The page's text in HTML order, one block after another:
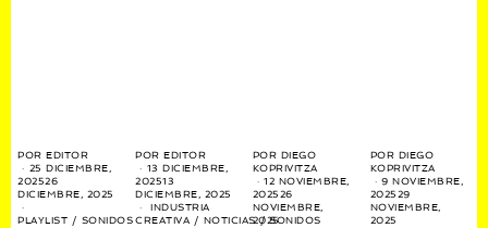
POREDITOR
25 DICIEMBRE,
202526
DICIEMBRE, 2025
PLAYLIST / SONIDOS
POREDITOR
13 DICIEMBRE,
202513
DICIEMBRE, 2025
INDUSTRIA
CREATIVA / NOTICIAS / SONIDOS
POR DIEGO
KOPRIVITZA
12 NOVIEMBRE,
2025 26
NOVIEMBRE,
2025
POR DIEGO
KOPRIVITZA
9 NOVIEMBRE,
2025 29
NOVIEMBRE,
2025